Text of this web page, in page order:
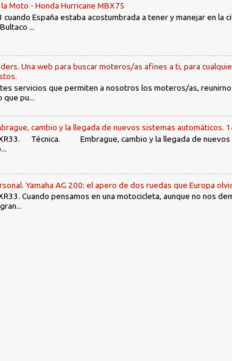
Moto - Honda Hurricane MBX75
cuando España estaba acostumbrada a tener y manejar en la
...
Una web para buscar moteros/as afines a ti, para
servicios que permiten a nosotros los moteros/as,
que pu...
cambio y la llegada de nuevos sistemas automáticos.
Técnica. Embrague, cambio y la llegada de
Yamaha AG 200: el apero de dos ruedas que Europa
Cuando pensamos en una motocicleta, aunque no nos